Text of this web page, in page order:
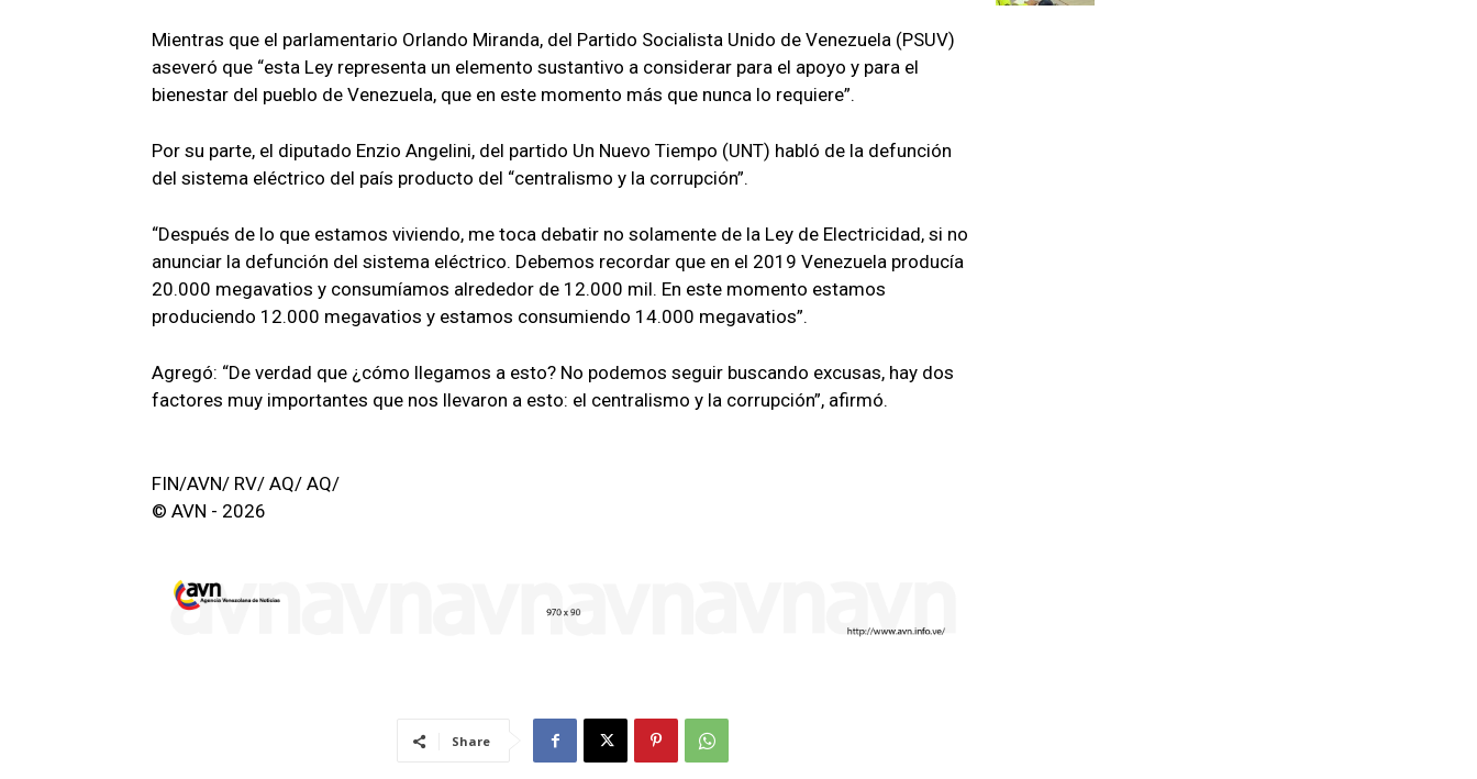
Mientras que el parlamentario Orlando Miranda, del Partido Socialista Unido de Venezuela (PSUV)
aseveró que “esta Ley representa un elemento sustantivo a considerar para el apoyo y para el
bienestar del pueblo de Venezuela, que en este momento más que nunca lo requiere”.
Por su parte, el diputado Enzio Angelini, del partido Un Nuevo Tiempo (UNT) habló de la defunción
del sistema eléctrico del país producto del “centralismo y la corrupción”.
“Después de lo que estamos viviendo, me toca debatir no solamente de la Ley de Electricidad, si no
anunciar la defunción del sistema eléctrico. Debemos recordar que en el 2019 Venezuela producía
20.000 megavatios y consumíamos alrededor de 12.000 mil. En este momento estamos
produciendo 12.000 megavatios y estamos consumiendo 14.000 megavatios”.
Agregó: “De verdad que ¿cómo llegamos a esto? No podemos seguir buscando excusas, hay dos
factores muy importantes que nos llevaron a esto: el centralismo y la corrupción”, afirmó.
FIN/AVN/ RV/ AQ/ AQ/
© AVN - 2026
Share